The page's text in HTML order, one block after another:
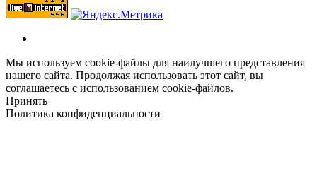
Мы используем cookie-файлы для наилучшего представления
нашего сайта. Продолжая использовать этот сайт, вы
соглашаетесь с использованием cookie-файлов.
Принять
Политика конфиденциальности